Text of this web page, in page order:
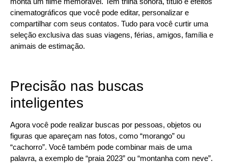
cinematográficos que você pode editar, personalizar e
compartilhar com seus contatos. Tudo para você curtir uma
seleção exclusiva das suas viagens, férias, amigos, família e
animais de estimação.
Precisão nas buscas
inteligentes
Agora você pode realizar buscas por pessoas, objetos ou
figuras que apareçam nas fotos, como “morango” ou
“cachorro”. Você também pode combinar mais de uma
palavra, a exemplo de “praia 2023” ou “montanha com neve”.